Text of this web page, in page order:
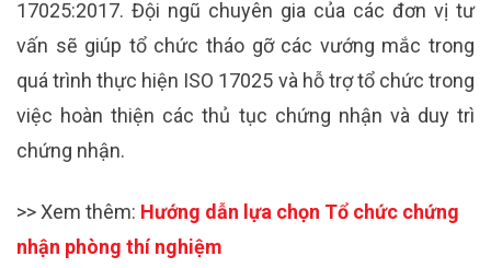
17025:2017. Đội ngũ chuyên gia của các đơn vị tư
vấn sẽ giúp tổ chức tháo gỡ các vướng mắc trong
quá trình thực hiện ISO 17025 và hỗ trợ tổ chức trong
việc hoàn thiện các thủ tục chứng nhận và duy trì
chứng nhận.
>> Xem thêm: Hướng dẫn lựa chọn Tổ chức chứng
nhận phòng thí nghiệm